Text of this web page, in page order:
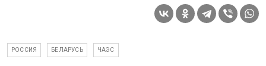
РОССИЯ БЕЛАРУСЬ ЧАЭС